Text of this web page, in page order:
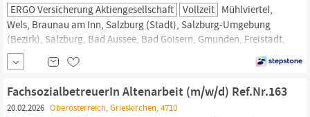
ERGO Versicherung Aktiengesellschaft Vollzeit Mühlviertel,
Wels, Braunau am Inn, Salzburg (Stadt), Salzburg-Umgebung
(Bezirk), Salzburg, Bad Aussee, Bad Goisern, Gmunden, Freistadt,
Schärding,
Eferding,
Grieskirchen. Du hast ein gutes Gespür für
Menschen und Kundenberatung ist deine Leidenschaft? Dann bist
du bei uns genau richtig, denn in der ERGO kannst du deinen
Kunden die passenden
FachsozialbetreuerIn Altenarbeit (m/w/d) Ref.Nr.163
20.02.2026 Oberösterreich, Grieskirchen, 4710